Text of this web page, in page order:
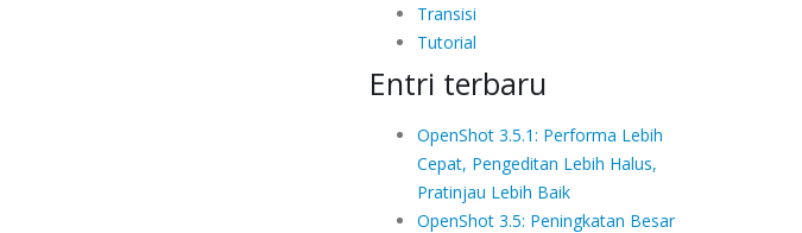
Transisi
Tutorial
Entri terbaru
OpenShot 3.5.1: Performa Lebih
Cepat, Pengeditan Lebih Halus,
Pratinjau Lebih Baik
OpenShot 3.5: Peningkatan Besar